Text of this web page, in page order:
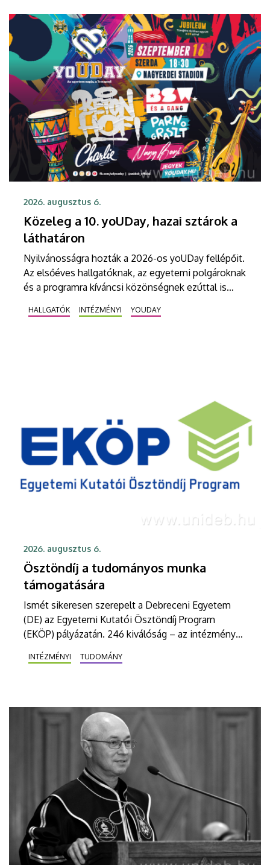
2026. augusztus 6.
Közeleg a 10. yoUDay, hazai sztárok a
láthatáron
Nyilvánosságra hozták a 2026-os yoUDay fellépőit.
Az elsőéves hallgatóknak, az egyetemi polgároknak
és a programra kíváncsi közönségnek ezúttal is
nagyszabású fesztiválhangulatban lehet majd
része, grandiózus tanévnyitó stadionshow-n
HALLGATÓK INTÉZMÉNYI YOUDAY
2026. augusztus 6.
Ösztöndíj a tudományos munka
támogatására
Ismét sikeresen szerepelt a Debreceni Egyetem
(DE) az Egyetemi Kutatói Ösztöndíj Program
(EKÖP) pályázatán. 246 kiválóság – az intézmény
forint támogatást nyert el pályaművével
INTÉZMÉNYI TUDOMÁNY